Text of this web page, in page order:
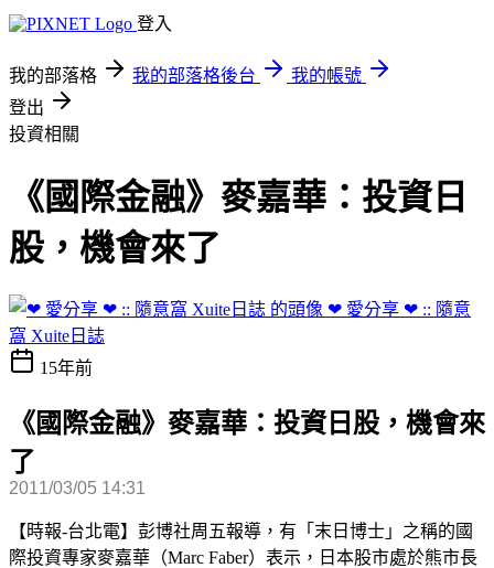
登入
我的部落格 我的部落格後台
我的帳號
登出
投資相關
《國際金融》麥嘉華：投資日
股，機會來了
❤ 愛分享 ❤ :: 隨意
窩 Xuite日誌
15年前
《國際金融》麥嘉華：投資日股，機會來
了
2011/03/05 14:31
【時報-台北電】彭博社周五報導，有「末日博士」之稱的國
際投資專家麥嘉華（Marc Faber）表示，日本股市處於熊市長